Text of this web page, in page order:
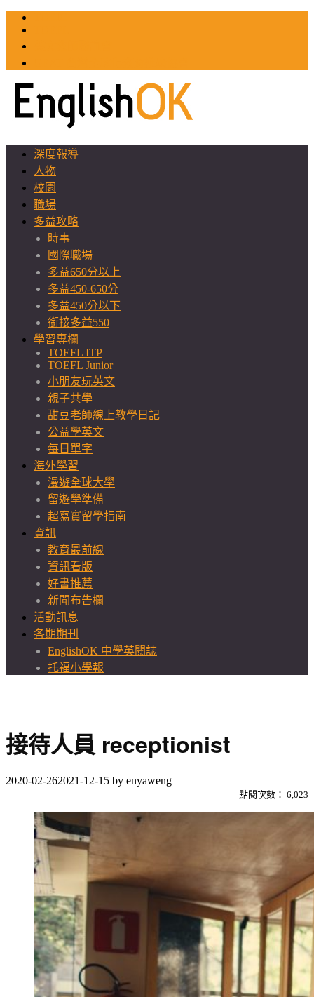
深度報導
人物
校園
職場
多益攻略
時事
國際職場
多益650分以上
多益450-650分
多益450分以下
銜接多益550
學習專欄
TOEFL ITP
TOEFL Junior
小朋友玩英文
親子共學
甜豆老師線上教學日記
公益學英文
每日單字
海外學習
漫遊全球大學
留遊學準備
超寫實留學指南
資訊
教育最前線
資訊看版
好書推薦
新聞布告欄
活動訊息
各期期刊
EnglishOK 中學英閱誌
托福小學報
接待人員 receptionist
2020-02-262021-12-15 by enyaweng
點閱次數： 6,023